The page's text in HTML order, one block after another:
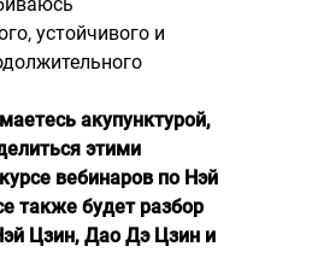
устойчивого и
акупунктурой,
этими
вебинаров по Нэй
также будет разбор
Цзин, Дао Дэ Цзин и